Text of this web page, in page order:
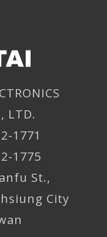
LTD.
1771
1775
St.,
City